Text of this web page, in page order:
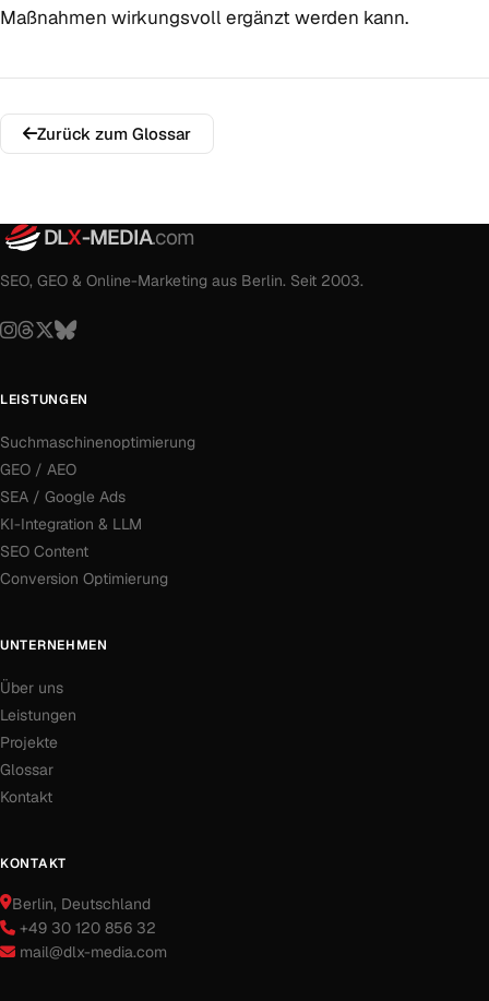
Maßnahmen wirkungsvoll ergänzt werden kann.
Zurück zum Glossar
DLX-MEDIA.com
SEO, GEO & Online-Marketing aus Berlin. Seit 2003.
LEISTUNGEN
Suchmaschinenoptimierung
GEO / AEO
SEA / Google Ads
KI-Integration & LLM
SEO Content
Conversion Optimierung
UNTERNEHMEN
Über uns
Leistungen
Projekte
Glossar
Kontakt
KONTAKT
Berlin, Deutschland
+49 30 120 856 32
mail@dlx-media.com